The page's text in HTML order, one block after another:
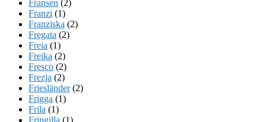
Fransen (2)
Franzi (1)
Franziska (2)
Fregata (2)
Freia (1)
Freika (2)
Fresco (2)
Frezja (2)
Friesländer(2)
Frigga (1)
Frila (1)
Fringilla (1)